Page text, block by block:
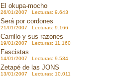
El okupa-mocho
26/01/2007 Lecturas: 9.643
Será por cordones
21/01/2007 Lecturas: 9.166
Carrillo y sus razones
19/01/2007 Lecturas: 11.160
Fascistas
14/01/2007 Lecturas: 9.534
Zetapé de las JONS
13/01/2007 Lecturas: 10.011